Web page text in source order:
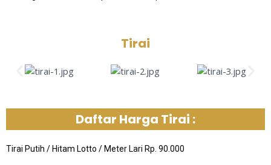
Tirai
Daftar Harga Tirai :
Tirai Putih / Hitam Lotto / Meter Lari Rp. 90.000